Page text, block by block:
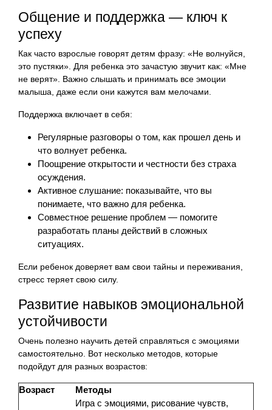
Общение и поддержка — ключ к
успеху
Как часто взрослые говорят детям фразу: «Не волнуйся,
это пустяки». Для ребенка это зачастую звучит как: «Мне
не верят». Важно слышать и принимать все эмоции
малыша, даже если они кажутся вам мелочами.
Поддержка включает в себя:
Регулярные разговоры о том, как прошел день и
что волнует ребенка.
Поощрение открытости и честности без страха
осуждения.
Активное слушание: показывайте, что вы
понимаете, что важно для ребенка.
Совместное решение проблем — помогите
разработать планы действий в сложных
ситуациях.
Если ребенок доверяет вам свои тайны и переживания,
стресс теряет свою силу.
Развитие навыков эмоциональной
устойчивости
Очень полезно научить детей справляться с эмоциями
самостоятельно. Вот несколько методов, которые
подойдут для разных возрастов:
Возраст Методы
Игра с эмоциями, рисование чувств,